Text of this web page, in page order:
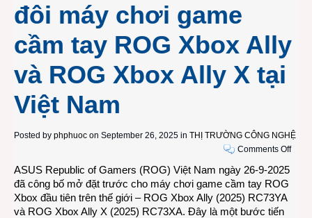
đôi máy chơi game
cầm tay ROG Xbox Ally
và ROG Xbox Ally X tại
Việt Nam
Posted by phphuoc on September 26, 2025 in THỊ TRƯỜNG CÔNG NGHỆ
Comments Offon
ASUS Republic of Gamers (ROG) Việt Nam ngày 26-9-2025
đã công bố mở đặt trước cho máy chơi game cầm tay ROG
Xbox đầu tiên trên thế giới – ROG Xbox Ally (2025) RC73YA
và ROG Xbox Ally X (2025) RC73XA. Đây là một bước tiến